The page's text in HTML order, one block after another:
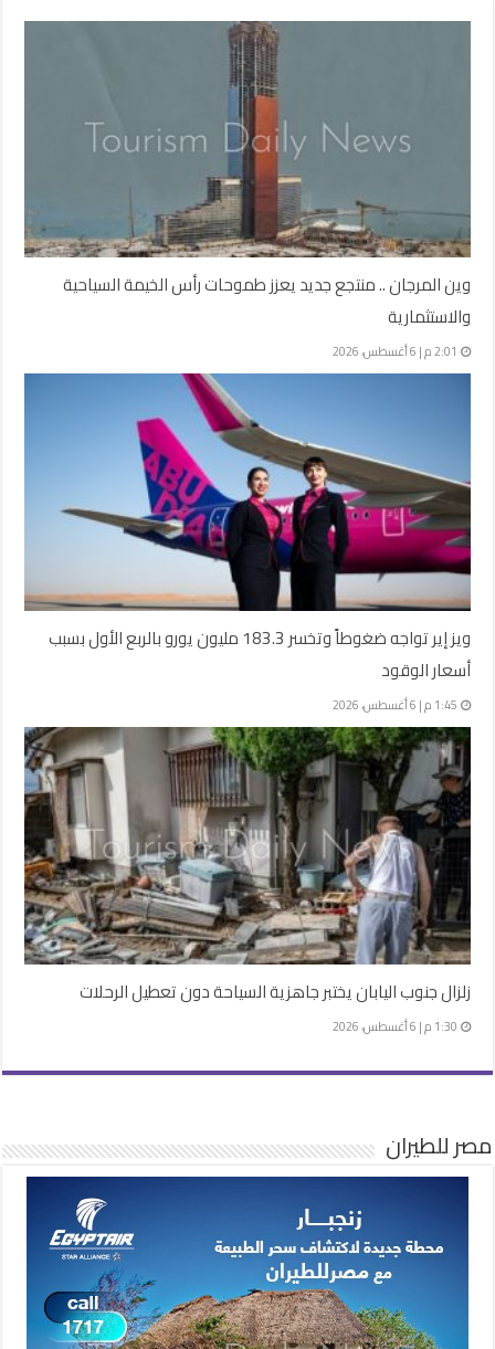
وين المرجان .. منتجع جديد يعزز طموحات رأس الخيمة السياحية
والاستثمارية
2:01 م | 6 أغسطس، 2026
ويز إير تواجه ضغوطاً وتخسر 183.3 مليون يورو بالربع الأول بسبب
أسعار الوقود
1:45 م | 6 أغسطس، 2026
زلزال جنوب اليابان يختبر جاهزية السياحة دون تعطيل الرحلات
1:30 م | 6 أغسطس، 2026
مصر للطيران